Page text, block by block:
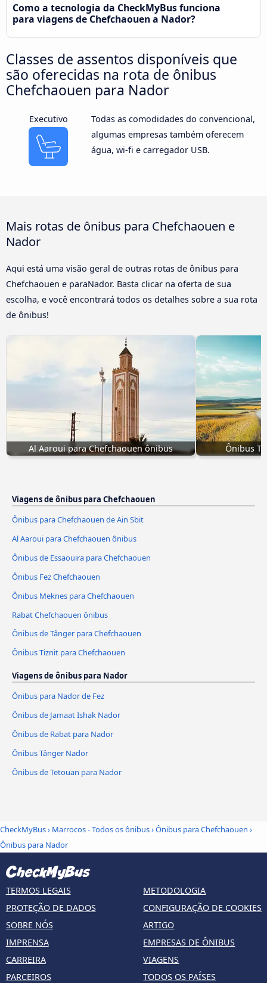
Como a tecnologia da CheckMyBus funciona
para viagens de Chefchaouen a Nador?
Classes de assentos disponíveis que
são oferecidas na rota de ônibus
Chefchaouen para Nador
Executivo
Todas as comodidades do convencional,
algumas empresas também oferecem
água, wi-fi e carregador USB.
Mais rotas de ônibus para Chefchaouen e
Nador
Aqui está uma visão geral de outras rotas de ônibus para
Chefchaouen e paraNador. Basta clicar na oferta de sua
escolha, e você encontrará todos os detalhes sobre a sua rota
de ônibus!
Al Aaroui para Chefchaouen ônibus Ônibus
Viagens de ônibus para Chefchaouen
Ônibus para Chefchaouen de Ain Sbit
Al Aaroui para Chefchaouen ônibus
Ônibus de Essaouira para Chefchaouen
Ônibus Fez Chefchaouen
Ônibus Meknes para Chefchaouen
Rabat Chefchaouen ônibus
Ônibus de Tânger para Chefchaouen
Ônibus Tiznit para Chefchaouen
Viagens de ônibus para Nador
Ônibus para Nador de Fez
Ônibus de Jamaat Ishak Nador
Ônibus de Rabat para Nador
Ônibus Tânger Nador
Ônibus de Tetouan para Nador
CheckMyBus› Marrocos - Todos os ônibus›Ônibus para Chefchaouen ›
Ônibus para Nador
TERMOS LEGAIS
PROTEÇÃO DE DADOS
SOBRE NÓS
IMPRENSA
CARREIRA
PARCEIROS
METODOLOGIA
CONFIGURAÇÃO DE COOKIES
ARTIGO
EMPRESAS DE ÔNIBUS
VIAGENS
TODOS OS PAÍSES